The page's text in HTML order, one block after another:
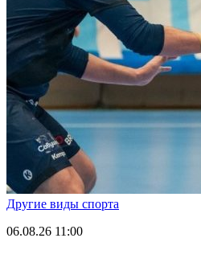
Другие виды спорта
06.08.26 11:00